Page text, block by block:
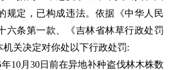
规定，已构成违法。依据《中华人民
六条第一款、《吉林省林草行政处罚
关决定对你处以下行政处罚:
10月30日前在异地补种盗伐林木株数